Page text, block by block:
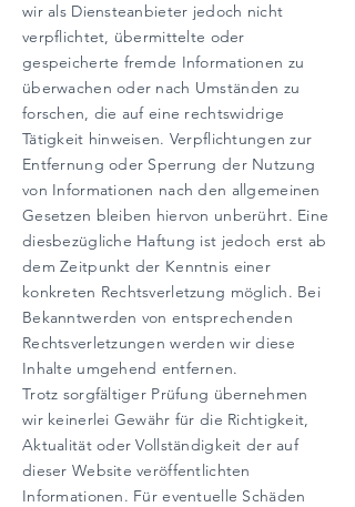
wir als Diensteanbieter jedoch nicht
verpflichtet, übermittelte oder
gespeicherte fremde Informationen zu
überwachen oder nach Umständen zu
forschen, die auf eine rechtswidrige
Tätigkeit hinweisen. Verpflichtungen zur
Entfernung oder Sperrung der Nutzung
von Informationen nach den allgemeinen
Gesetzen bleiben hiervon unberührt. Eine
diesbezügliche Haftung ist jedoch erst ab
dem Zeitpunkt der Kenntnis einer
konkreten Rechtsverletzung möglich. Bei
Bekanntwerden von entsprechenden
Rechtsverletzungen werden wir diese
Inhalte umgehend entfernen.
Trotz sorgfältiger Prüfung übernehmen
wir keinerlei Gewähr für die Richtigkeit,
Aktualität oder Vollständigkeit der auf
dieser Website veröffentlichten
Informationen. Für eventuelle Schäden